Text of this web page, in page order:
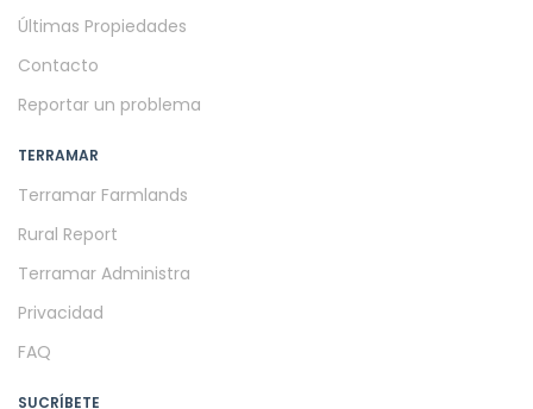
Últimas Propiedades
Contacto
Reportar un problema
TERRAMAR
Terramar Farmlands
Rural Report
Terramar Administra
Privacidad
FAQ
SUCRÍBETE